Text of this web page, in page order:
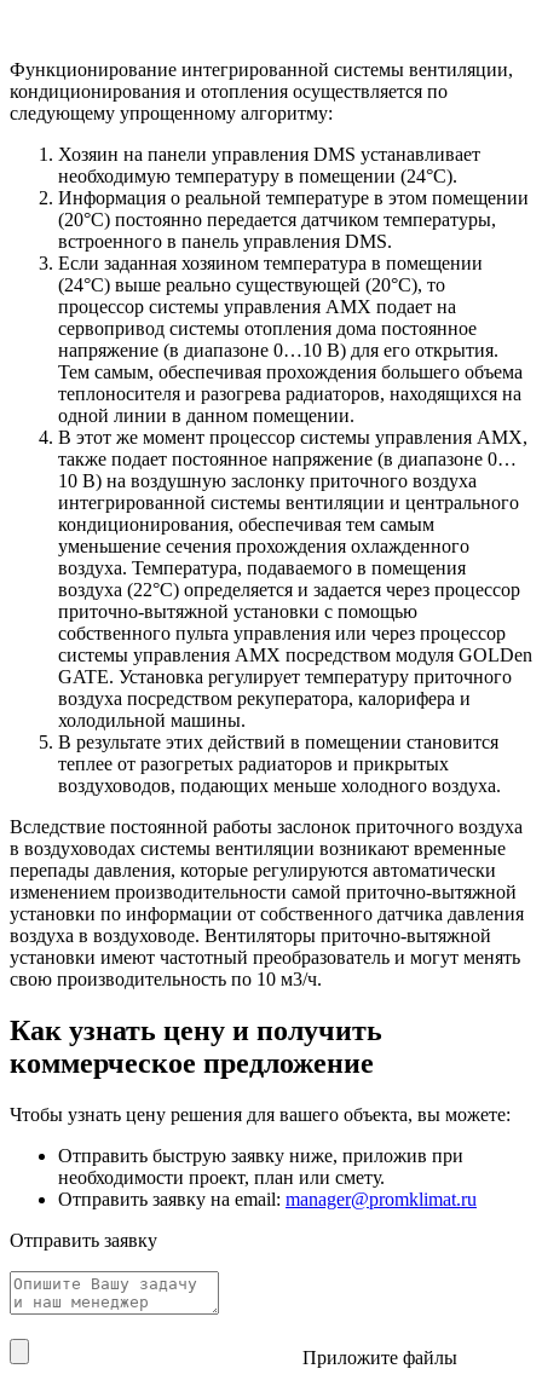
Функционирование интегрированной системы вентиляции,
кондиционирования и отопления осуществляется по
следующему упрощенному алгоритму:
Хозяин на панели управления DMS устанавливает
необходимую температуру в помещении (24°С).
Информация о реальной температуре в этом помещении
(20°С) постоянно передается датчиком температуры,
встроенного в панель управления DMS.
Если заданная хозяином температура в помещении
(24°С) выше реально существующей (20°С), то
процессор системы управления AMX подает на
сервопривод системы отопления дома постоянное
напряжение (в диапазоне 0…10 В) для его открытия.
Тем самым, обеспечивая прохождения большего объема
теплоносителя и разогрева радиаторов, находящихся на
одной линии в данном помещении.
В этот же момент процессор системы управления AMX,
также подает постоянное напряжение (в диапазоне 0…
10 В) на воздушную заслонку приточного воздуха
интегрированной системы вентиляции и центрального
кондиционирования, обеспечивая тем самым
уменьшение сечения прохождения охлажденного
воздуха. Температура, подаваемого в помещения
воздуха (22°С) определяется и задается через процессор
приточно-вытяжной установки с помощью
собственного пульта управления или через процессор
системы управления AMX посредством модуля GOLDen
GATE. Установка регулирует температуру приточного
воздуха посредством рекуператора, калорифера и
холодильной машины.
В результате этих действий в помещении становится
теплее от разогретых радиаторов и прикрытых
воздуховодов, подающих меньше холодного воздуха.
Вследствие постоянной работы заслонок приточного воздуха
в воздуховодах системы вентиляции возникают временные
перепады давления, которые регулируются автоматически
изменением производительности самой приточно-вытяжной
установки по информации от собственного датчика давления
воздуха в воздуховоде. Вентиляторы приточно-вытяжной
установки имеют частотный преобразователь и могут менять
свою производительность по 10 м3/ч.
Как узнать цену и получить
коммерческое предложение
Чтобы узнать цену решения для вашего объекта, вы можете:
Отправить быструю заявку ниже, приложив при
необходимости проект, план или смету.
Отправить заявку на email: manager@promklimat.ru
Отправить заявку
Приложите файлы